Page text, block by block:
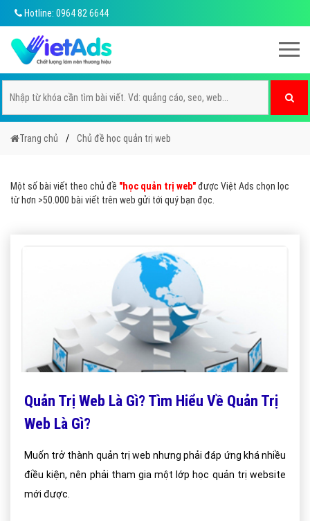
Hotline: 0964 82 6644
Trang chủ Chủ đề học quản trị web
Một số bài viết theo chủ đề "học quản trị web"được Việt Ads chọn lọc
từ hơn >50.000 bài viết trên web gửi tới quý bạn đọc.
Quản Trị Web Là Gì? Tìm Hiểu Về Quản Trị
Web Là Gì?
Muốn trở thành quản trị web nhưng phải đáp ứng khá nhiều
điều kiện, nên phải tham gia một lớp học quản trị website
mới được.